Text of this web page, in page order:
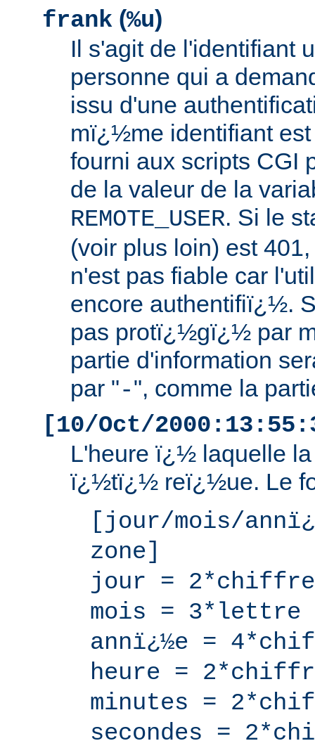
frank (%u)
Il s'agit de l'identifiant
personne qui a
issu d'une
mï¿½me identifiant
fourni aux scripts CGI
de la valeur de la
REMOTE_USER. Si le
(voir plus loin) est
n'est pas fiable car
encore authentifiï¿½.
pas protï¿½gï¿½ par
partie d'information
par "-", comme la
[10/Oct/
L'heure ï¿½ laquelle
ï¿½tï¿½ reï¿½ue. Le
[jour/mois/
zone]
jour = 2*chiffre
mois = 3*lettre
annï¿½e =
heure =
minutes =
secondes =